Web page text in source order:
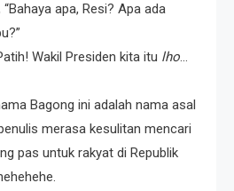
apa, Resi? Apa ada
Wakil Presiden kita itu lho…
Bagong ini adalah nama asal
merasa kesulitan mencari
pas untuk rakyat di Republik